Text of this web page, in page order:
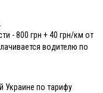
- 800 грн + 40 грн/км от
водителю по
Украине по тарифу